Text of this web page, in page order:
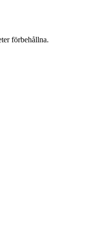
förbehållna.